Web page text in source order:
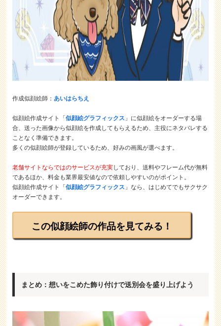
作成似顔絵師：あいはらちえ
似顔絵作成サイト「似顔絵グラフィックス 」に似顔絵をオーダーする場
合、送った画像から似顔絵を作成してもらえるため、主役にネタバレする
ことなく準備できます。
多くの似顔絵師が登録しているため、好みの画風が選べます。
老舗サイトならではのサービスが充実しており、送料やフレーム代が無料
であるほか、料金も業界最安値なので依頼しやすいのがポイント。
似顔絵作成サイト「似顔絵グラフィックス 」なら、はじめてでもサクサク
オーダーできます。
この似顔絵師の作品を見てみる！
まとめ：想いをこめた飾り付けで送別会を盛り上げよう